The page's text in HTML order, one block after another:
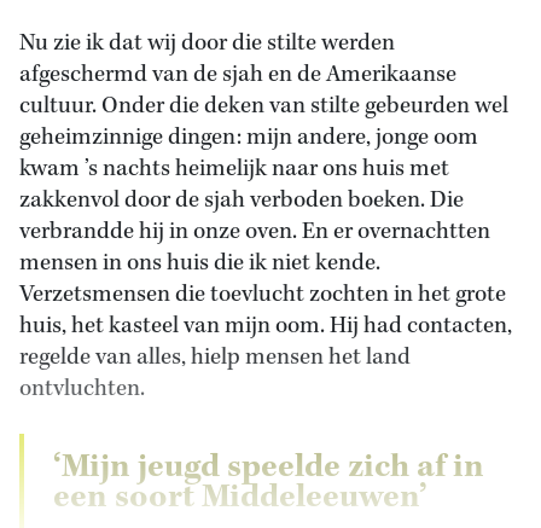
Nu zie ik dat wij door die stilte werden
afgeschermd van de sjah en de Amerikaanse
cultuur. Onder die deken van stilte gebeurden wel
geheimzinnige dingen: mijn andere, jonge oom
kwam ’s nachts heimelijk naar ons huis met
zakkenvol door de sjah verboden boeken. Die
verbrandde hij in onze oven. En er overnachtten
mensen in ons huis die ik niet kende.
Verzetsmensen die toevlucht zochten in het grote
huis, het kasteel van mijn oom. Hij had contacten,
regelde van alles, hielp mensen het land
ontvluchten.
‘Mijn jeugd speelde zich af in
een soort Middeleeuwen’